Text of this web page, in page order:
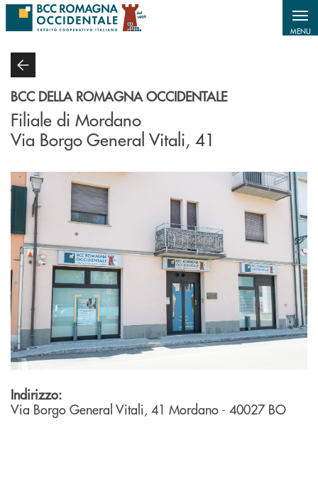
Salta al contenuto principale
MENU
BCC DELLA ROMAGNA OCCIDENTALE
Filiale di Mordano
Via Borgo General Vitali, 41
Indirizzo:
Via Borgo General Vitali, 41 Mordano - 40027 BO